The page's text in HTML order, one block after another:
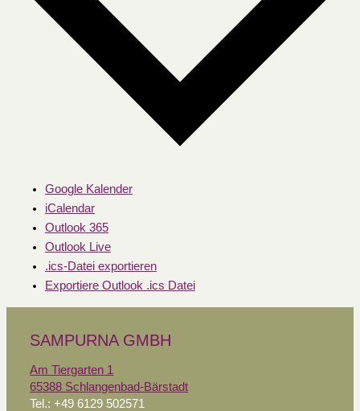
Google Kalender
iCalendar
Outlook 365
Outlook Live
.ics-Datei exportieren
Exportiere Outlook .ics Datei
SAMPURNA GMBH
Am Tiergarten 1
65388 Schlangenbad-Bärstadt
Tel.: +49 6129 502571